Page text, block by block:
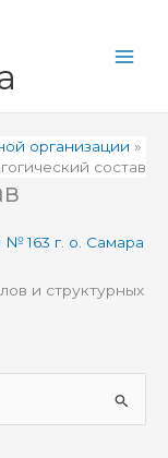
организации
состав
163 г. о. Самара
и структурных